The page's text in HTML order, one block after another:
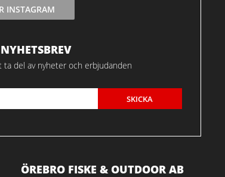
INSTAGRAM
del av nyheter och erbjudanden
SKICKA
ÖREBRO FISKE & OUTDOOR AB